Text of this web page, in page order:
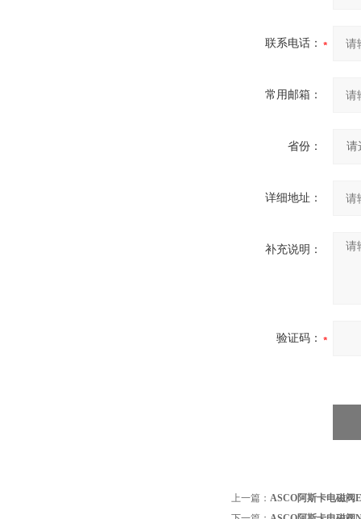
联系电话：
常用邮箱：
省份：
详细地址：
补充说明：
验证码：
上一篇： ASCO阿斯卡电磁阀